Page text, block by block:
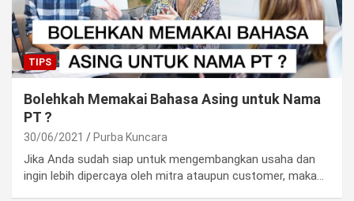
TIPS
Bolehkah Memakai Bahasa Asing untuk Nama
PT ?
30/06/2021 Purba Kuncara
Jika Anda sudah siap untuk mengembangkan usaha dan
ingin lebih dipercaya oleh mitra ataupun customer, maka…